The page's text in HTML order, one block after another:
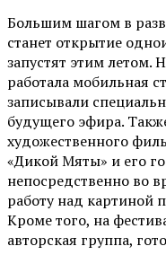
Большим шагом в
станет открытие
запустят этим летом.
работала мобильная
записывали
будущего эфира.
художественного
«Дикой Мяты» и его
непосредственно во
работу над картиной
Кроме того, на
авторская группа,